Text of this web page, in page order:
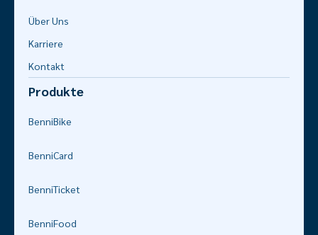
Über Uns
Karriere
Kontakt
Produkte
BenniBike
BenniCard
BenniTicket
BenniFood